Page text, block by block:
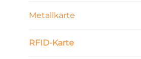
Metallkarte
RFID-Karte